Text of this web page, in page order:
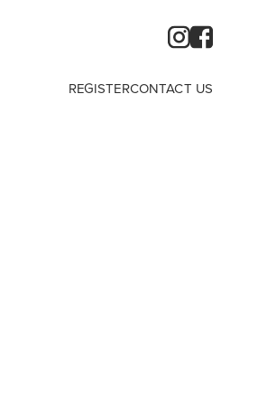
REGISTERCONTACT US